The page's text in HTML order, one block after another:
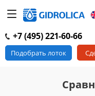
+7 (495) 221-60-66
Подобрать лоток